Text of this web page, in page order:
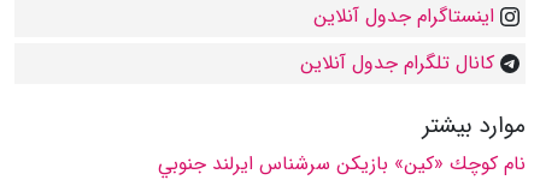
اینستاگرام جدول آنلاین
کانال تلگرام جدول آنلاین
موارد بیشتر
نام كوچك «كین» بازیكن سرشناس ایرلند جنوبي